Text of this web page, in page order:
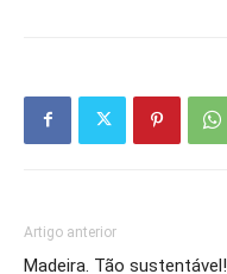
Artigo anterior
Madeira. Tão sustentável!